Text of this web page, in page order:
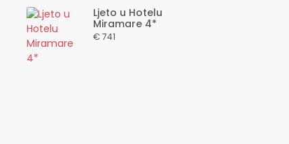
Ljeto u Hotelu
Miramare 4*
€ 741